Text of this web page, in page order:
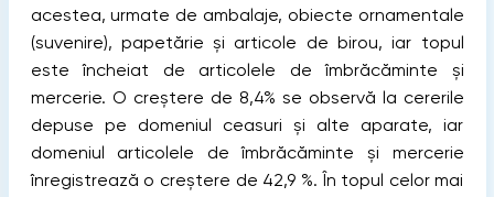
acestea, urmate de ambalaje, obiecte ornamentale
(suvenire), papetărie şi articole de birou, iar topul
este încheiat de articolele de îmbrăcăminte şi
mercerie. O creştere de 8,4% se observă la cererile
depuse pe domeniul ceasuri şi alte aparate, iar
domeniul articolele de îmbrăcăminte şi mercerie
înregistrează o creştere de 42,9 %. În topul celor mai